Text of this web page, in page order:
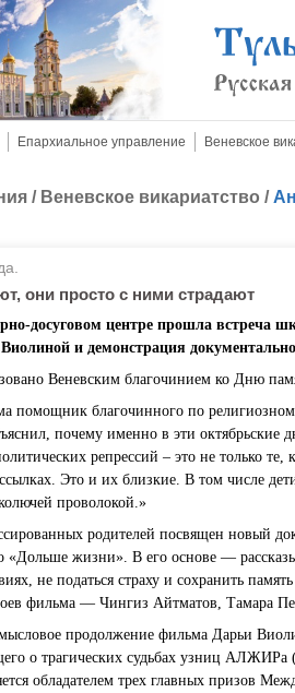
Епархиальное управление Веневское
/ Веневское викариатство /
они просто с ними страдают
досуговом центре прошла встреча
и демонстрация
Веневским благочинием ко Дню
помощник благочинного по
почему именно в эти
репрессий – это не только
ссылках. Это и их близкие. В том числе
проволокой.»
родителей посвящен новый
«Дольше жизни». В его основе —
не податься страху и сохранить
фильма — Чингиз Айтматов, Тамара
продолжение фильма Дарьи
о трагических судьбах узниц
обладателем трех главных призов